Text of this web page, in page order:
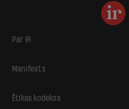
Par IR
Manifests
Ētikas kodekss